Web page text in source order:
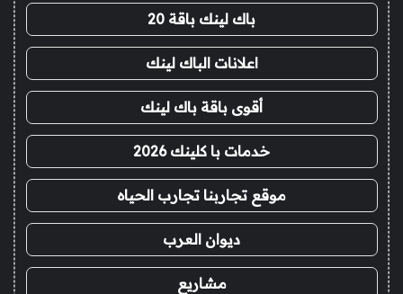
باك لينك باقة 20
اعلانات الباك لينك
أقوى باقة باك لينك
خدمات با كلينك 2026
موقع تجاربنا تجارب الحياه
ديوان العرب
مشاريع